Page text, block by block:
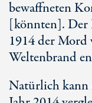
bewaffneten
[könnten]. Der
1914 der Mord
Weltenbrand
Natürlich kann